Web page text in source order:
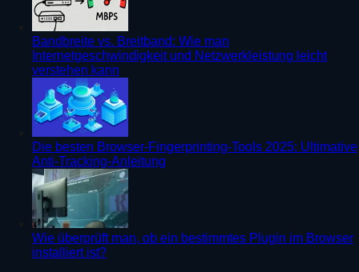
Bandbreite vs. Breitband: Wie man
Internetgeschwindigkeit und Netzwerkleistung leicht
verstehen kann
Die besten Browser-Fingerprinting-Tools 2025: Ultimative
Anti-Tracking-Anleitung
Wie überprüft man, ob ein bestimmtes Plugin im Browser
installiert ist?